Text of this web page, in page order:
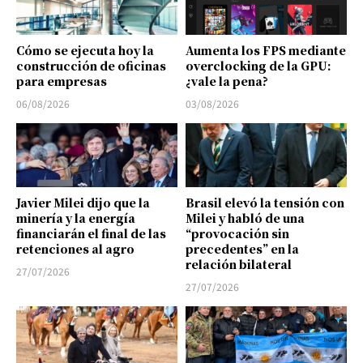
Cómo se ejecuta hoy la
construcción de oficinas
para empresas
06/08/2026
Aumenta los FPS mediante
overclocking de la GPU:
¿vale la pena?
03/08/2026
Javier Milei dijo que la
minería y la energía
financiarán el final de las
retenciones al agro
27/07/2026
Brasil elevó la tensión con
Milei y habló de una
“provocación sin
precedentes” en la
relación bilateral
27/07/2026